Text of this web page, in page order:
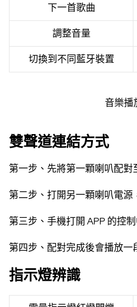
下一首歌曲
調整音量
切換到不同藍牙裝置
音樂播
雙聲道連結方式
第一步、先將第一顆喇叭配對
第二步、打開另一顆喇叭電源
第三步、手機打開 APP 的控
第四步、配對完成後會播放一
指示燈辨識